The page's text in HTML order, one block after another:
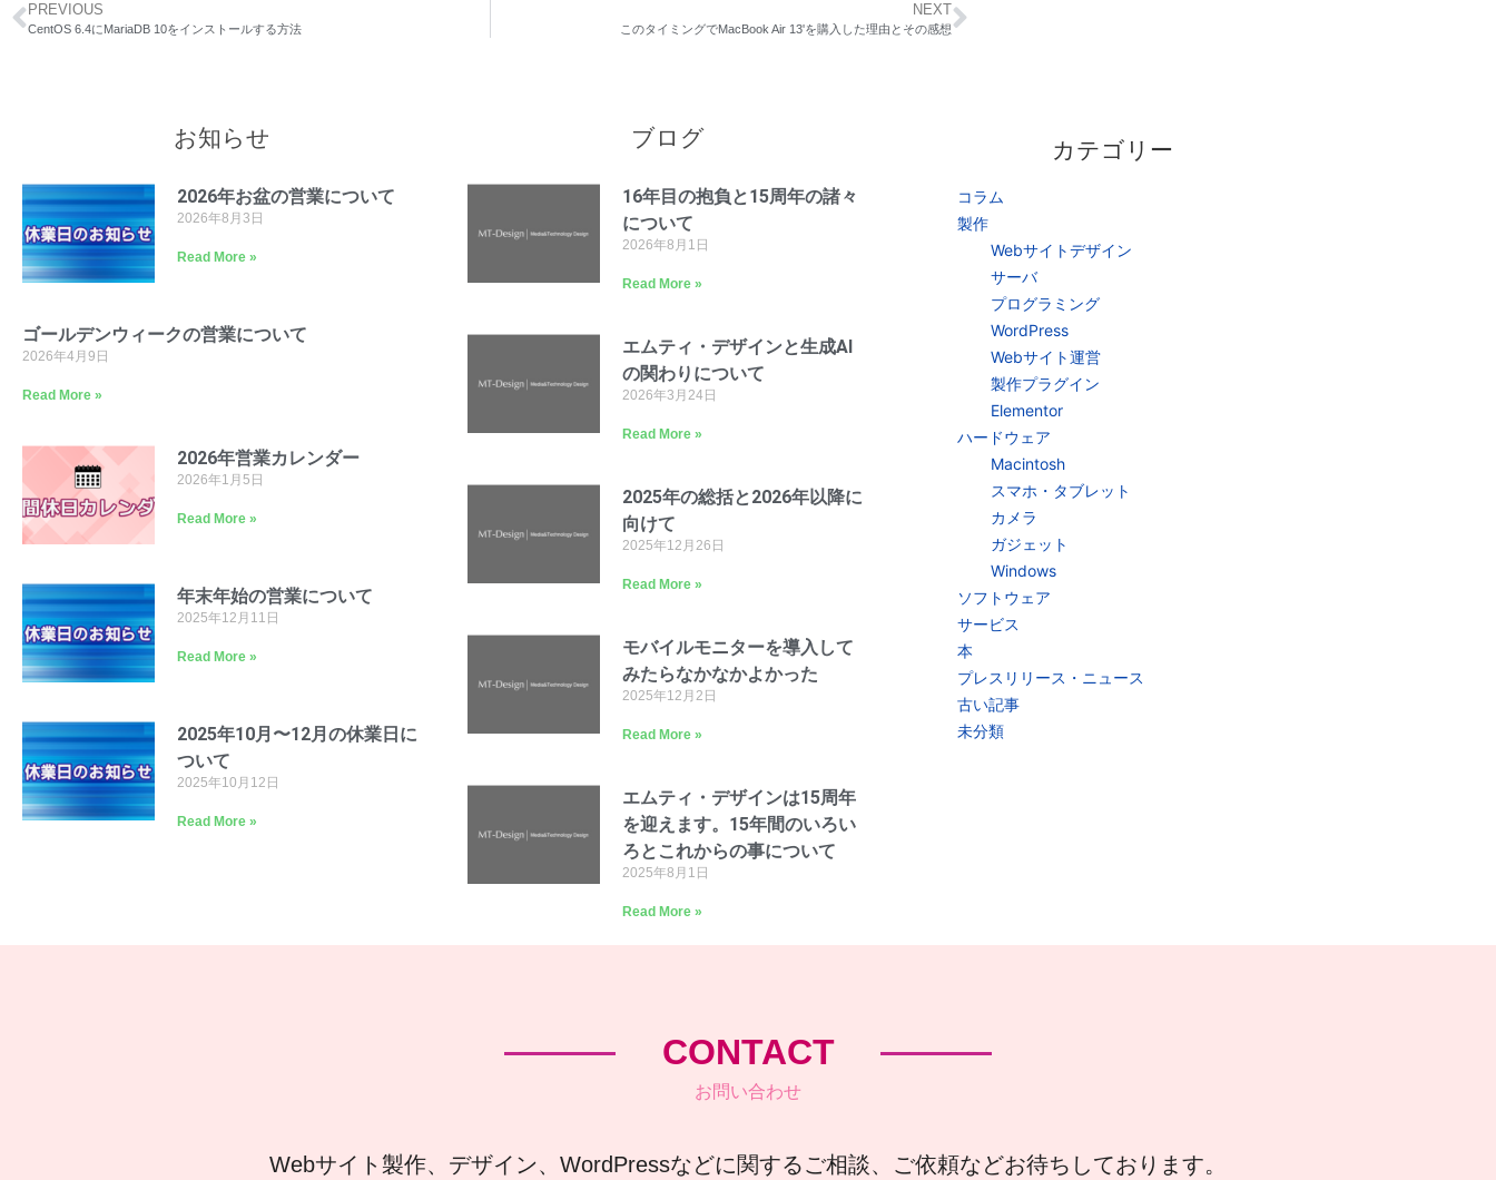
PREVIOUS
CentOS 6.4にMariaDB 10をインストールする方法
NEXT
このタイミングでMacBook Air 13'を購入した理由とその感想
お知らせ
2026年お盆の営業について
2026年8月3日
Read More »
ゴールデンウィークの営業について
2026年4月9日
Read More »
2026年営業カレンダー
2026年1月5日
Read More »
年末年始の営業について
2025年12月11日
Read More »
2025年10月〜12月の休業日に
ついて
2025年10月12日
Read More »
ブログ
16年目の抱負と15周年の諸々
について
2026年8月1日
Read More »
エムティ・デザインと生成AI
の関わりについて
2026年3月24日
Read More »
2025年の総括と2026年以降に
向けて
2025年12月26日
Read More »
モバイルモニターを導入して
みたらなかなかよかった
2025年12月2日
Read More »
エムティ・デザインは15周年
を迎えます。15年間のいろい
ろとこれからの事について
2025年8月1日
Read More »
カテゴリー
コラム
製作
Webサイトデザイン
サーバ
プログラミング
WordPress
Webサイト運営
製作プラグイン
Elementor
ハードウェア
Macintosh
スマホ・タブレット
カメラ
ガジェット
Windows
ソフトウェア
サービス
本
プレスリリース・ニュース
古い記事
未分類
CONTACT
お問い合わせ
Webサイト製作、デザイン、WordPressなどに関するご相談、ご依頼などお待ちしております。